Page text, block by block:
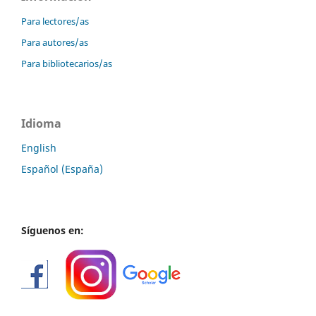
Para lectores/as
Para autores/as
Para bibliotecarios/as
Idioma
English
Español (España)
Síguenos en: